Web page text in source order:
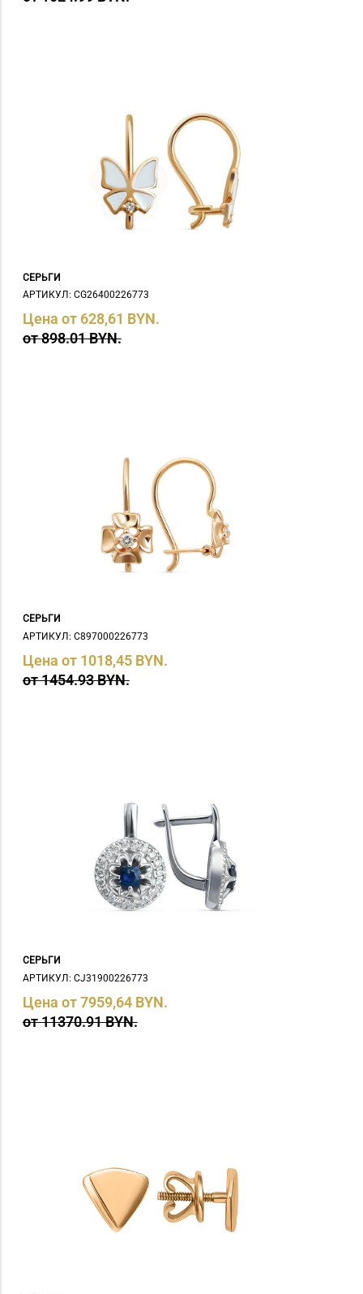
СЕРЬГИ
АРТИКУЛ: СG26400226773
Цена от 628,61 BYN.
от 898.01 BYN.
СЕРЬГИ
АРТИКУЛ: С897000226773
Цена от 1018,45 BYN.
от 1454.93 BYN.
СЕРЬГИ
АРТИКУЛ: СJ31900226773
Цена от 7959,64 BYN.
от 11370.91 BYN.